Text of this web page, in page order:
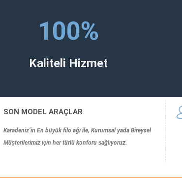
100%
Kaliteli Hizmet
SON MODEL ARAÇLAR
Karadeniz’in En büyük filo ağı ile, Kurumsal yada Bireysel
Müşterilerimiz için her türlü konforu sağlıyoruz.